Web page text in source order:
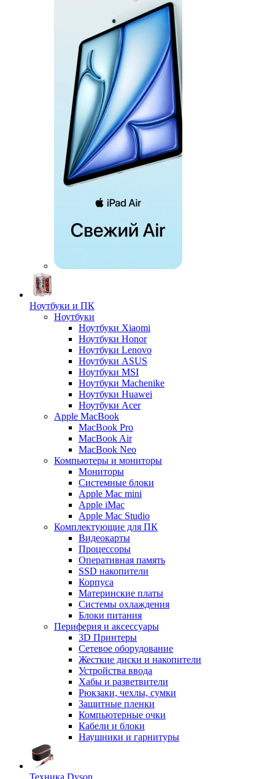
Ноутбуки и ПК
Ноутбуки
Ноутбуки Xiaomi
Ноутбуки Honor
Ноутбуки Lenovo
Ноутбуки ASUS
Ноутбуки MSI
Ноутбуки Machenike
Ноутбуки Huawei
Ноутбуки Acer
Apple MacBook
MacBook Pro
MacBook Air
MacBook Neo
Компьютеры и мониторы
Мониторы
Системные блоки
Apple Mac mini
Apple iMac
Apple Mac Studio
Комплектующие для ПК
Видеокарты
Процессоры
Оперативная память
SSD накопители
Корпуса
Материнские платы
Системы охлаждения
Блоки питания
Периферия и аксессуары
3D Принтеры
Сетевое оборудование
Жесткие диски и накопители
Устройства ввода
Хабы и разветвители
Рюкзаки, чехлы, сумки
Защитные пленки
Компьютерные очки
Кабели и блоки
Наушники и гарнитуры
Техника Dyson